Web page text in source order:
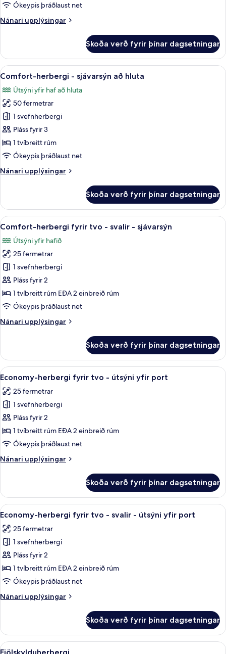
Ókeypis þráðlaust net
Nánari upplýsingar
Nánari
Skoða verð fyrir þínar dagsetningar
Skoða
allar
myndir
fyrir
Comfort-
herbergi
-
sjávarsýn
hluta
Comfort-herbergi - sjávarsýn að
3
Comfort-herbergi - sjávarsýn að hluta
Útsýni yfir haf að hluta
50 fermetrar
1 svefnherbergi
Pláss fyrir 3
1 tvíbreitt rúm
Ókeypis þráðlaust net
Nánari upplýsingar
Nánari
herbergi
sjávarsýn
hluta
Skoða verð fyrir þínar dagsetningar
Skoða
allar
myndir
fyrir
Comfort-
herbergi
fyrir
tvo
svalir
Comfort-herbergi fyrir tvo - svalir -
4
Comfort-herbergi fyrir tvo - svalir - sjávarsýn
Útsýni yfir hafið
25 fermetrar
1 svefnherbergi
Pláss fyrir 2
1 tvíbreitt rúm EÐA 2 einbreið rúm
Ókeypis þráðlaust net
Nánari upplýsingar
Nánari
herbergi
fyrir
tvo
svalir
sjávarsýn
Skoða verð fyrir þínar dagsetningar
Skoða
allar
myndir
fyrir
Economy-
herbergi
fyrir
-
port
Rúmföt af bestu gerð, dúnsængur,
5
Economy-herbergi fyrir tvo - útsýni yfir port
25 fermetrar
1 svefnherbergi
Pláss fyrir 2
1 tvíbreitt rúm EÐA 2 einbreið rúm
Ókeypis þráðlaust net
Nánari upplýsingar
Nánari
herbergi
fyrir
tvo
útsýni
yfir
port
Skoða verð fyrir þínar dagsetningar
Skoða
allar
myndir
fyrir
Economy-
herbergi
fyrir
-
útsýni
yfir
Rúmföt af bestu gerð, dúnsængur,
5
Economy-herbergi fyrir tvo - svalir - útsýni yfir port
25 fermetrar
1 svefnherbergi
Pláss fyrir 2
1 tvíbreitt rúm EÐA 2 einbreið rúm
Ókeypis þráðlaust net
Nánari upplýsingar
Nánari
herbergi
fyrir
tvo
Skoða verð fyrir þínar dagsetningar
Skoða
Fjölskylduherbergi | Rúmföt af
6